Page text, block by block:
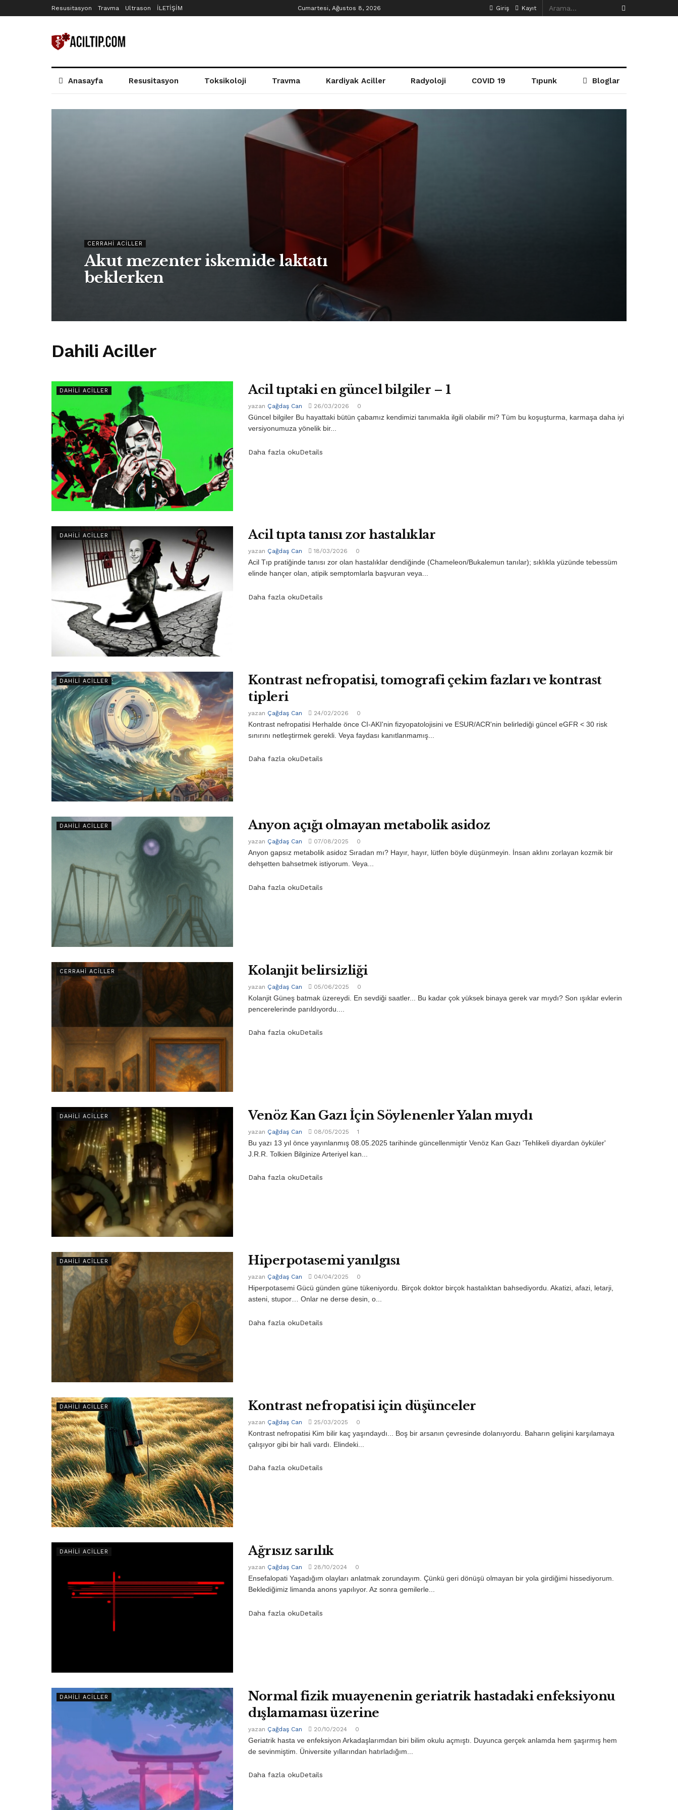
Resusitasyon Travma Ultrason İLETİŞİM Cumartesi, Ağustos 8, 2026 Giriş Kayıt
Anasayfa Resusitasyon Toksikoloji Travma Kardiyak Aciller Radyoloji COVID 19 Tıpunk Bloglar
CERRAHI ACILLER
Akut mezenter iskemide laktatı
beklerken
Dahili Aciller
DAHILI ACILLER Acil tıptaki en güncel bilgiler – 1
yazan Çağdaş Can 26/03/2026 0
Güncel bilgiler Bu hayattaki bütün çabamız kendimizi tanımakla ilgili olabilir mi? Tüm bu koşuşturma, karmaşa daha iyi
versiyonumuza yönelik bir...
Daha fazla okuDetails
DAHILI ACILLER Acil tıpta tanısı zor hastalıklar
yazan Çağdaş Can 18/03/2026 0
Acil Tıp pratiğinde tanısı zor olan hastalıklar dendiğinde (Chameleon/Bukalemun tanılar); sıklıkla yüzünde tebessüm
elinde hançer olan, atipik semptomlarla başvuran veya...
Daha fazla okuDetails
DAHILI ACILLER
Kontrast nefropatisi, tomografi çekim fazları ve kontrast
tipleri
yazan Çağdaş Can 24/02/2026 0
Kontrast nefropatisi Herhalde önce CI-AKI'nin fizyopatolojisini ve ESUR/ACR'nin belirlediği güncel eGFR < 30 risk
sınırını netleştirmek gerekli. Veya faydası kanıtlanmamış...
Daha fazla okuDetails
DAHILI ACILLER Anyon açığı olmayan metabolik asidoz
yazan Çağdaş Can 07/08/2025 0
Anyon gapsız metabolik asidoz Sıradan mı? Hayır, hayır, lütfen böyle düşünmeyin. İnsan aklını zorlayan kozmik bir
dehşetten bahsetmek istiyorum. Veya...
Daha fazla okuDetails
CERRAHI ACILLER Kolanjit belirsizliği
yazan Çağdaş Can 05/06/2025 0
Kolanjit Güneş batmak üzereydi. En sevdiği saatler... Bu kadar çok yüksek binaya gerek var mıydı? Son ışıklar evlerin
pencerelerinde parıldıyordu....
Daha fazla okuDetails
DAHILI ACILLER Venöz Kan Gazı İçin Söylenenler Yalan mıydı
yazan Çağdaş Can 08/05/2025 1
Bu yazı 13 yıl önce yayınlanmış 08.05.2025 tarihinde güncellenmiştir Venöz Kan Gazı 'Tehlikeli diyardan öyküler'
J.R.R. Tolkien Bilginize Arteriyel kan...
Daha fazla okuDetails
DAHILI ACILLER Hiperpotasemi yanılgısı
yazan Çağdaş Can 04/04/2025 0
Hiperpotasemi Gücü günden güne tükeniyordu. Birçok doktor birçok hastalıktan bahsediyordu. Akatizi, afazi, letarji,
asteni, stupor… Onlar ne derse desin, o...
Daha fazla okuDetails
DAHILI ACILLER Kontrast nefropatisi için düşünceler
yazan Çağdaş Can 25/03/2025 0
Kontrast nefropatisi Kim bilir kaç yaşındaydı... Boş bir arsanın çevresinde dolanıyordu. Baharın gelişini karşılamaya
çalışıyor gibi bir hali vardı. Elindeki...
Daha fazla okuDetails
DAHILI ACILLER Ağrısız sarılık
yazan Çağdaş Can 28/10/2024 0
Ensefalopati Yaşadığım olayları anlatmak zorundayım. Çünkü geri dönüşü olmayan bir yola girdiğimi hissediyorum.
Beklediğimiz limanda anons yapılıyor. Az sonra gemilerle...
Daha fazla okuDetails
DAHILI ACILLER
Normal fizik muayenenin geriatrik hastadaki enfeksiyonu
dışlamaması üzerine
yazan Çağdaş Can 20/10/2024 0
Geriatrik hasta ve enfeksiyon Arkadaşlarımdan biri bilim okulu açmıştı. Duyunca gerçek anlamda hem şaşırmış hem
de sevinmiştim. Üniversite yıllarından hatırladığım...
Daha fazla okuDetails